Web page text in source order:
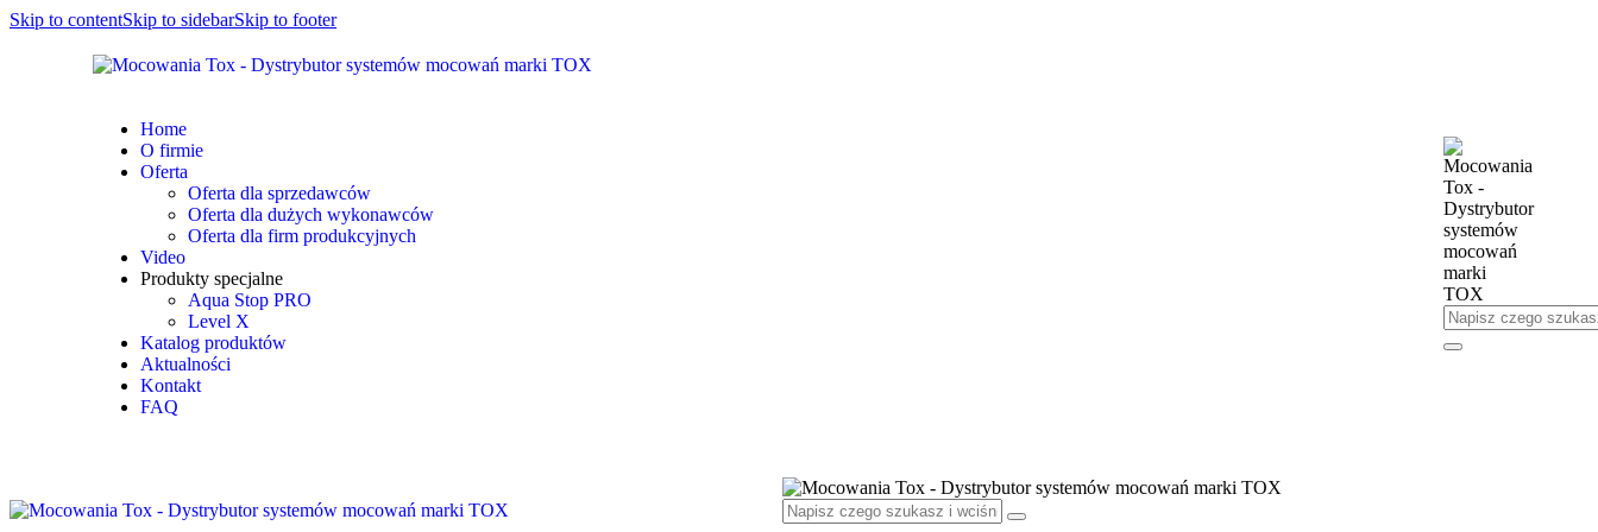
Skip to contentSkip to sidebarSkip to footer
Home
O firmie
Oferta
Oferta dla sprzedawców
Oferta dla dużych wykonawców
Oferta dla firm produkcyjnych
Video
Produkty specjalne
Aqua Stop PRO
Level X
Katalog produktów
Aktualności
Kontakt
FAQ